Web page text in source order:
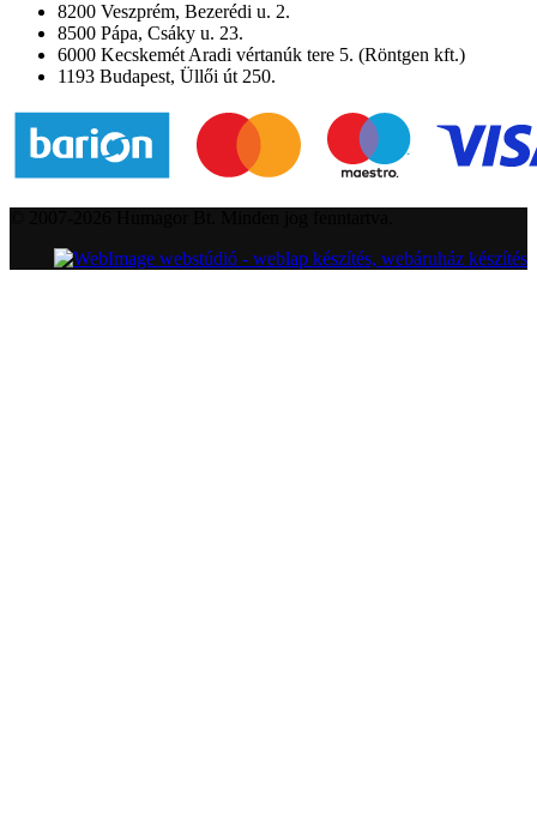
8200 Veszprém, Bezerédi u. 2.
8500 Pápa, Csáky u. 23.
6000 Kecskemét Aradi vértanúk tere 5. (Röntgen kft.)
1193 Budapest, Üllői út 250.